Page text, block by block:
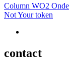
Bericht
navigatie
Column WO2
Not Your token
contact